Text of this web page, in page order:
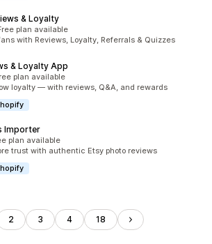
& Loyalty
plan available
with Reviews, Loyalty, Referrals & Quizzes
& Loyalty App
plan available
loyalty — with reviews, Q&A, and rewards
Importer
plan available
trust with authentic Etsy photo reviews
2 3 4 18